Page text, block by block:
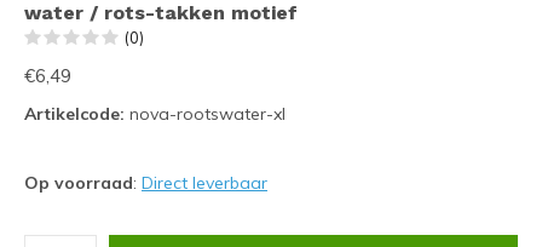
water / rots-takken motief
(0)
€6,49
Artikelcode: nova-rootswater-xl
Op voorraad: Direct leverbaar